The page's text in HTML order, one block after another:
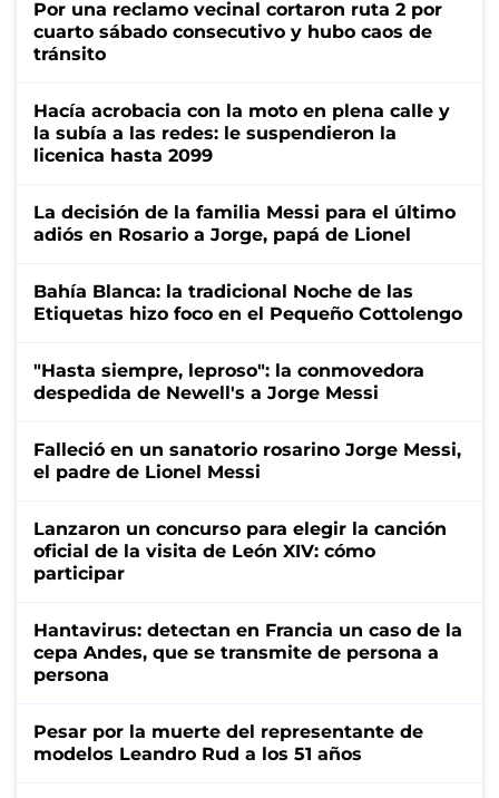
Por una reclamo vecinal cortaron ruta 2 por
cuarto sábado consecutivo y hubo caos de
tránsito
Hacía acrobacia con la moto en plena calle y
la subía a las redes: le suspendieron la
licenica hasta 2099
La decisión de la familia Messi para el último
adiós en Rosario a Jorge, papá de Lionel
Bahía Blanca: la tradicional Noche de las
Etiquetas hizo foco en el Pequeño Cottolengo
"Hasta siempre, leproso": la conmovedora
despedida de Newell's a Jorge Messi
Falleció en un sanatorio rosarino Jorge Messi,
el padre de Lionel Messi
Lanzaron un concurso para elegir la canción
oficial de la visita de León XIV: cómo
participar
Hantavirus: detectan en Francia un caso de la
cepa Andes, que se transmite de persona a
persona
Pesar por la muerte del representante de
modelos Leandro Rud a los 51 años